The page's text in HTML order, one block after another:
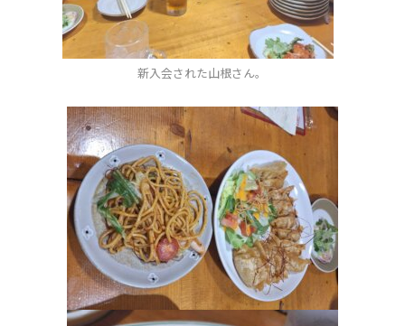
新入会された山根さん。